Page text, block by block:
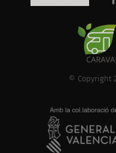
© Copyright